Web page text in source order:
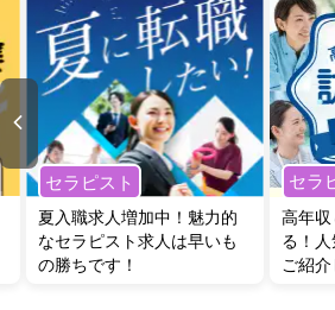
セラピスト
夏入職求人増加中！魅力的
なセラピスト求人は早いも
の勝ちです！
セラ
高年収
る！
ご紹介